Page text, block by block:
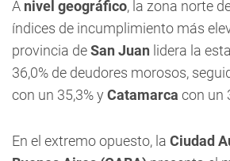
A nivel geográfico, la zona norte
índices de incumplimiento más
provincia deSan Juan lidera la
36,0% de deudores morosos,
con un 35,3% y Catamarca con un
En el extremo opuesto, la Ciudad